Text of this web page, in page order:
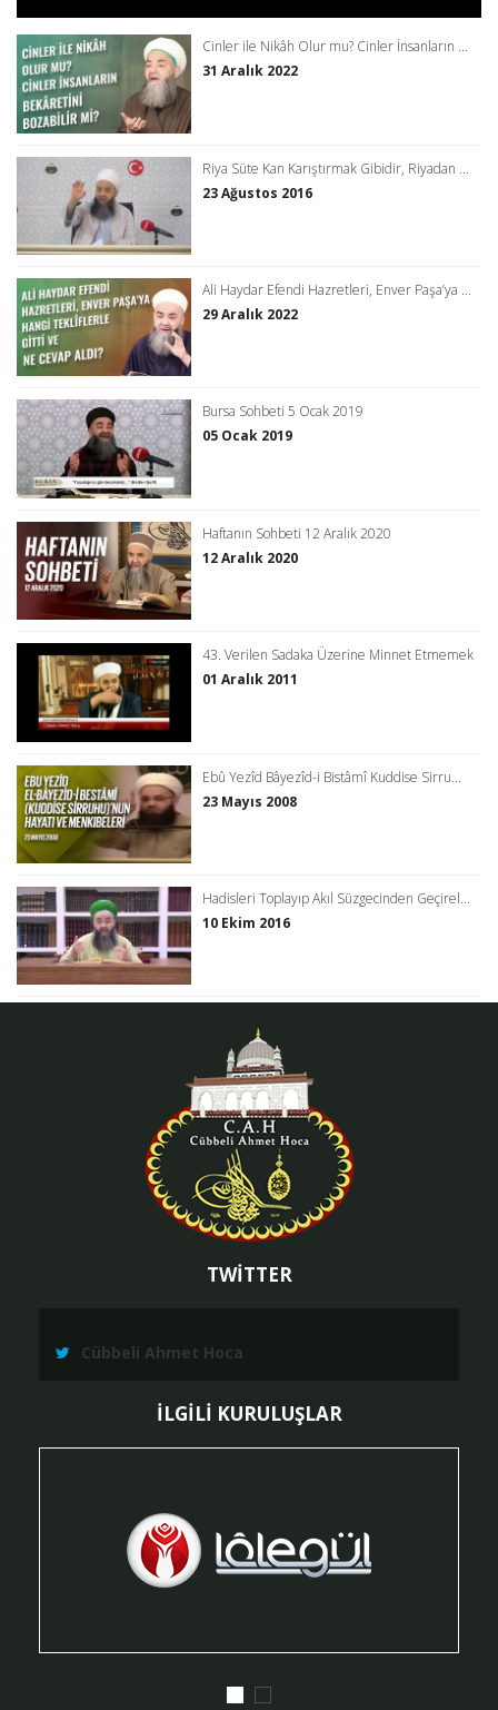
Cinler ile Nikâh Olur mu? Cinler İnsanların ...
31 Aralık 2022
Riya Süte Kan Karıştırmak Gibidir, Riyadan ...
23 Ağustos 2016
Ali Haydar Efendi Hazretleri, Enver Paşa’ya ...
29 Aralık 2022
Bursa Sohbeti 5 Ocak 2019
05 Ocak 2019
Haftanın Sohbeti 12 Aralık 2020
12 Aralık 2020
43. Verilen Sadaka Üzerine Minnet Etmemek
01 Aralık 2011
Ebû Yezîd Bâyezîd-i Bistâmî Kuddise Sirru...
23 Mayıs 2008
Hadisleri Toplayıp Akıl Süzgecinden Geçirel...
10 Ekim 2016
TWİTTER
Cübbeli Ahmet Hoca
İLGİLİ KURULUŞLAR